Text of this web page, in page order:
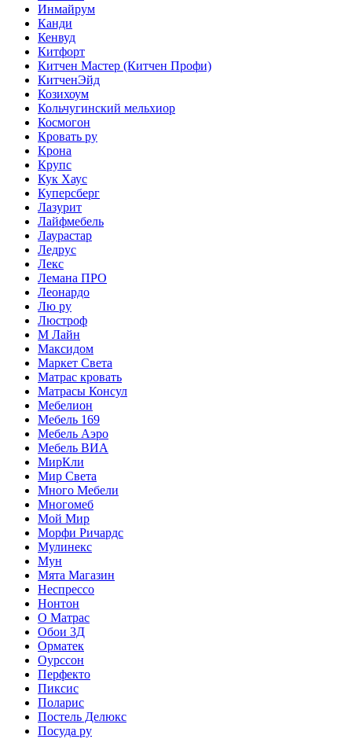
Инмайрум
Канди
Кенвуд
Китфорт
Китчен Мастер (Китчен Профи)
КитченЭйд
Козихоум
Кольчугинский мельхиор
Космогон
Кровать ру
Крона
Крупс
Кук Хаус
Куперсберг
Лазурит
Лайфмебель
Лаурастар
Ледрус
Лекс
Лемана ПРО
Леонардо
Лю ру
Люстроф
М Лайн
Максидом
Маркет Света
Матрас кровать
Матрасы Консул
Мебелион
Мебель 169
Мебель Аэро
Мебель ВИА
МирКли
Мир Света
Много Мебели
Многомеб
Мой Мир
Морфи Ричардс
Мулинекс
Мун
Мята Магазин
Неспрессо
Нонтон
О Матрас
Обои 3Д
Орматек
Оурссон
Перфекто
Пиксис
Поларис
Постель Делюкс
Посуда ру